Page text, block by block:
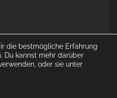
Kölsch Hamburg
die bestmögliche Erfahrung
Du kannst mehr darüber
oder sie unter